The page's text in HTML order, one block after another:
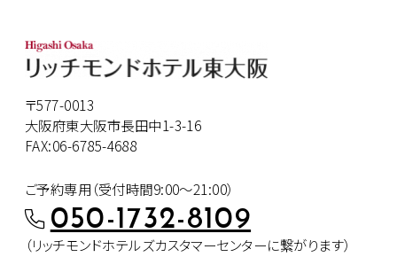
〒577-0013
大阪府東大阪市長田中1-3-16
FAX:06-6785-4688
ご予約専用（受付時間9:00～21:00）
050-1732-8109
（リッチモンドホテルズカスタマーセンターに繋がります）